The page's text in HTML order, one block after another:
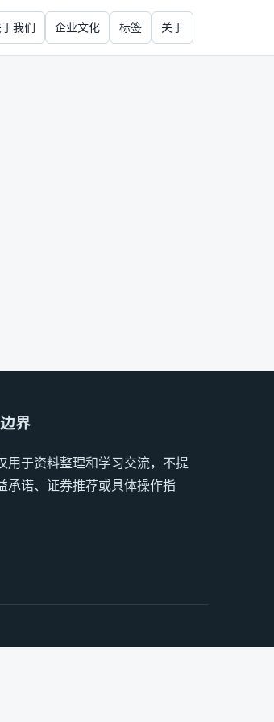
我们 企业文化 标签 关于
界
用于资料整理和学习交流，不提
承诺、证券推荐或具体操作指